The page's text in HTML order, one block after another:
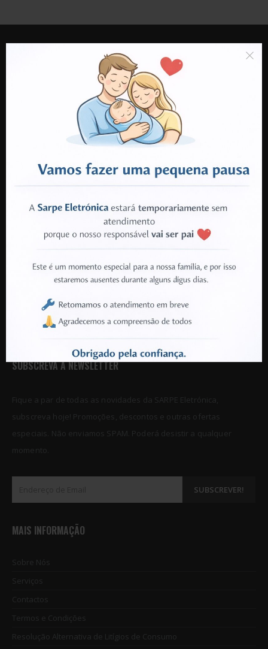
Rua do Travasso nr 500
Oliveira de Azeméis
(Chamada para rede móvel nacional)
VANTAGENS SARPE
Disponibilidade de Produtos Garantida
Garantia em Todos os Produtos
Serviço de Aconselhamento
Serviço de Recolha para Reparações
SUBSCREVA A NEWSLETTER
Fique a par de todas as novidades da SARPE Eletrónica,
subscreva hoje! Promoções, descontos e outras ofertas
especiais. Não enviamos SPAM. Poderá desistir a qualquer
momento.
MAIS INFORMAÇÃO
Sobre Nós
Serviços
Contactos
Termos e Condições
Resolução Alternativa de Litígios de Consumo